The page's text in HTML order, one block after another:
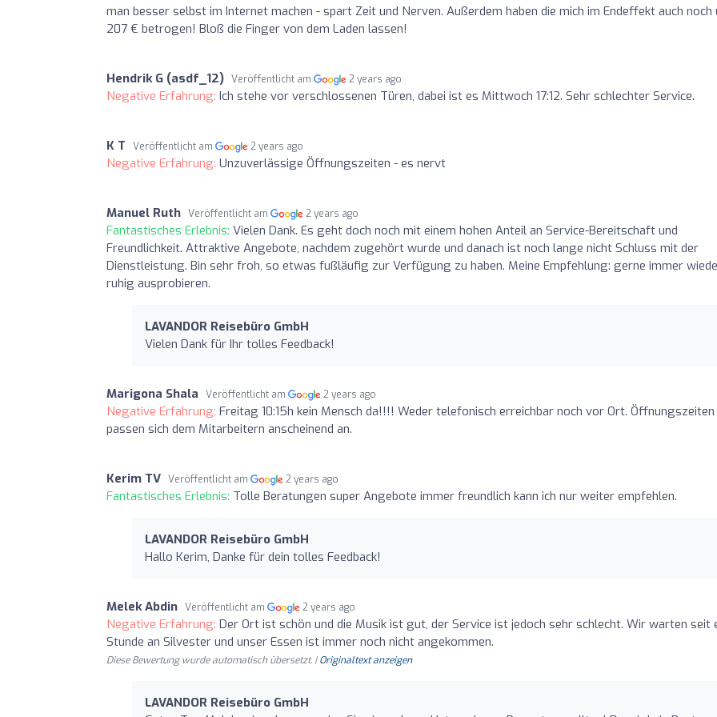
man besser selbst im Internet machen - spart Zeit und Nerven. Außerdem haben die mich im Endeffekt auch noch
207 € betrogen! Bloß die Finger von dem Laden lassen!
Hendrik G (asdf_12) Veröffentlicht am 2 years ago
Negative Erfahrung: Ich stehe vor verschlossenen Türen, dabei ist es Mittwoch 17:12. Sehr schlechter Service.
K T Veröffentlicht am 2 years ago
Negative Erfahrung: Unzuverlässige Öffnungszeiten - es nervt
Manuel Ruth Veröffentlicht am 2 years ago
Fantastisches Erlebnis: Vielen Dank. Es geht doch noch mit einem hohen Anteil an Service-Bereitschaft und
Freundlichkeit. Attraktive Angebote, nachdem zugehört wurde und danach ist noch lange nicht Schluss mit der
Dienstleistung. Bin sehr froh, so etwas fußläufig zur Verfügung zu haben. Meine Empfehlung: gerne immer
ruhig ausprobieren.
LAVANDOR Reisebüro GmbH
Vielen Dank für Ihr tolles Feedback!
Marigona Shala Veröffentlicht am 2 years ago
Negative Erfahrung: Freitag 10:15h kein Mensch da!!!! Weder telefonisch erreichbar noch vor Ort. Öffnungszeiten
passen sich dem Mitarbeitern anscheinend an.
Kerim TV Veröffentlicht am 2 years ago
Fantastisches Erlebnis: Tolle Beratungen super Angebote immer freundlich kann ich nur weiter empfehlen.
LAVANDOR Reisebüro GmbH
Hallo Kerim, Danke für dein tolles Feedback!
Melek Abdin Veröffentlicht am 2 years ago
Negative Erfahrung: Der Ort ist schön und die Musik ist gut, der Service ist jedoch sehr schlecht. Wir warten seit
Stunde an Silvester und unser Essen ist immer noch nicht angekommen.
Diese Bewertung wurde automatisch übersetzt. |Originaltext anzeigen
LAVANDOR Reisebüro GmbH